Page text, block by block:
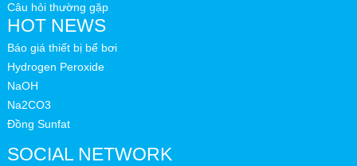
Câu hỏi thường gặp
HOT NEWS
Báo giá thiết bị bể bơi
Hydrogen Peroxide
NaOH
Na2CO3
Đồng Sunfat
SOCIAL NETWORK